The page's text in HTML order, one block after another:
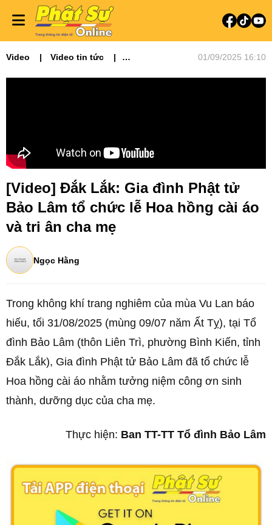
Video
Video tin tức
01/09/2025 16:10
[Video] Đắk Lắk: Gia đình Phật tử
Bảo Lâm tổ chức lễ Hoa hồng cài áo
và tri ân cha mẹ
Ngọc Hằng
Trong không khí trang nghiêm của mùa Vu Lan báo
hiếu, tối 31/08/2025 (mùng 09/07 năm Ất Tỵ), tại Tổ
đình Bảo Lâm (thôn Liên Trì, phường Bình Kiến, tỉnh
Đắk Lắk), Gia đình Phật tử Bảo Lâm đã tổ chức lễ
Hoa hồng cài áo nhằm tưởng niệm công ơn sinh
thành, dưỡng dục của cha mẹ.
Thực hiện: Ban TT-TT Tổ đình Bảo Lâm